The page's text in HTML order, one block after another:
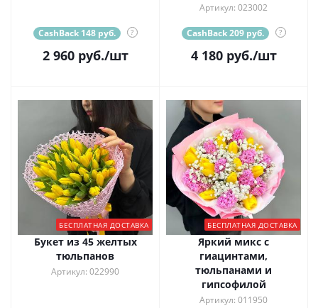
CashBack 148 руб. ?
2 960руб./шт
Артикул: 023002
CashBack 209 руб. ?
4 180руб./шт
БЕСПЛАТНАЯ ДОСТАВКА
Букет из 45 желтых
тюльпанов
Артикул: 022990
БЕСПЛАТНАЯ ДОСТАВКА
Яркий микс с
гиацинтами,
тюльпанами и
гипсофилой
Артикул: 011950